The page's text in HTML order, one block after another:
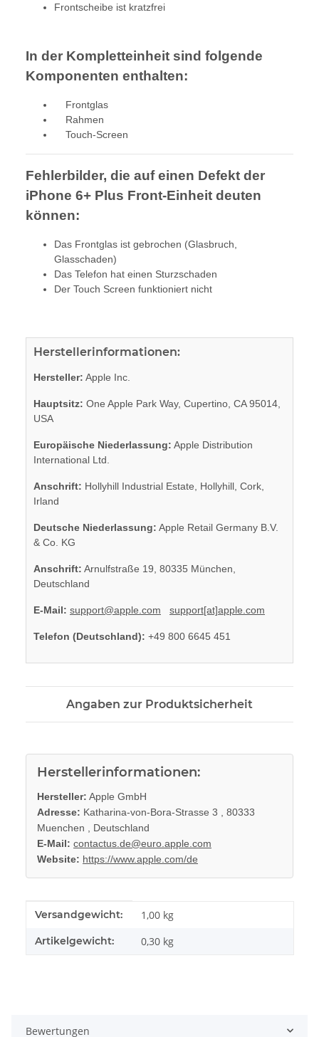
Frontscheibe ist kratzfrei
In der Kompletteinheit sind folgende
Komponenten enthalten:
Frontglas
Rahmen
Touch-Screen
Fehlerbilder, die auf einen Defekt der
iPhone 6+ Plus Front-Einheit deuten
können:
Das Frontglas ist gebrochen (Glasbruch,
Glasschaden)
Das Telefon hat einen Sturzschaden
Der Touch Screen funktioniert nicht
Herstellerinformationen:
Hersteller: Apple Inc.
Hauptsitz: One Apple Park Way, Cupertino, CA 95014,
USA
Europäische Niederlassung: Apple Distribution
International Ltd.
Anschrift: Hollyhill Industrial Estate, Hollyhill, Cork,
Irland
Deutsche Niederlassung: Apple Retail Germany B.V.
& Co. KG
Anschrift: Arnulfstraße 19, 80335 München,
Deutschland
E-Mail: support@apple.com support[at]apple.com
Telefon (Deutschland): +49 800 6645 451
Angaben zur Produktsicherheit
Herstellerinformationen:
Hersteller: Apple GmbH
Adresse: Katharina-von-Bora-Strasse 3 , 80333
Muenchen , Deutschland
E-Mail: contactus.de@euro.apple.com
Website: https://www.apple.com/de
Produkteigenschaft
Wert
Versandgewicht: 1,00 kg
Artikelgewicht: 0,30 kg
Bewertungen